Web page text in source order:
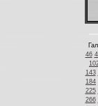
46
143
184
225
266